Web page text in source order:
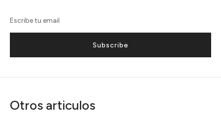
Subscribe
Otros articulos